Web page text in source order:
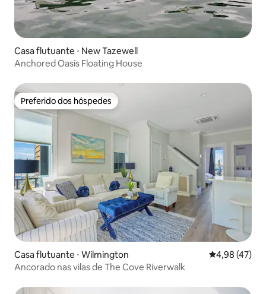
Casa flutuante ⋅ New Tazewell
Anchored Oasis Floating House
Preferido dos hóspedes
Preferido dos hóspedes
Casa flutuante ⋅ Wilmington 4,98 de uma
4,98 (47)
Ancorado nas vilas de The Cove Riverwalk